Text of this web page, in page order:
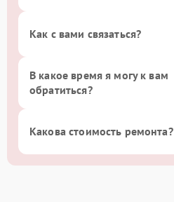
Как с вами связаться?
В какое время я могу к вам
обратиться?
Какова стоимость ремонта?